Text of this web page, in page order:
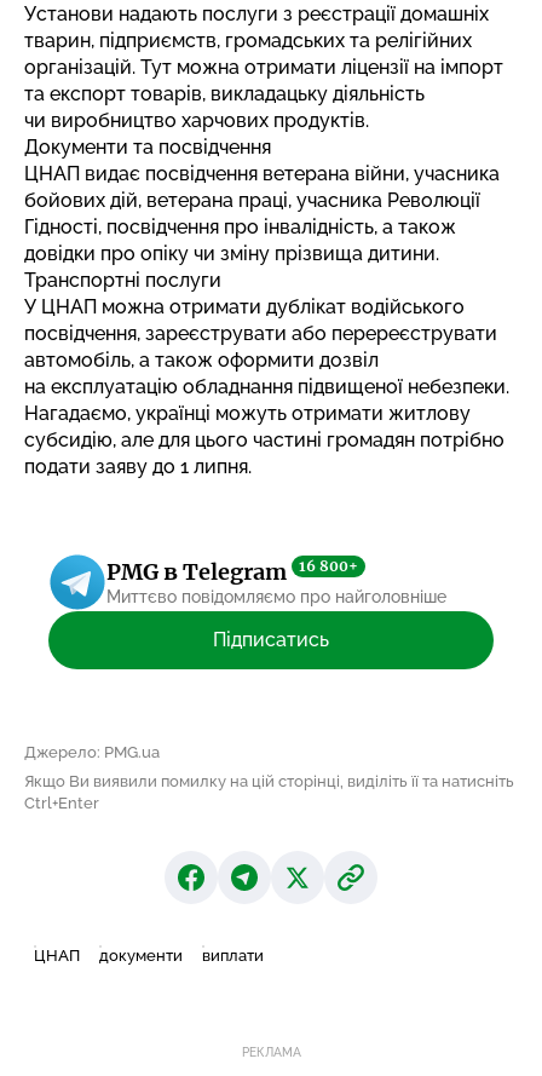
Установи надають послуги з реєстрації домашніх
тварин, підприємств, громадських та релігійних
організацій. Тут можна отримати ліцензії на імпорт
та експорт товарів, викладацьку діяльність
чи виробництво харчових продуктів.
Документи та посвідчення
ЦНАП видає посвідчення ветерана війни, учасника
бойових дій, ветерана праці, учасника Революції
Гідності, посвідчення про інвалідність, а також
довідки про опіку чи зміну прізвища дитини.
Транспортні послуги
У ЦНАП можна отримати дублікат водійського
посвідчення, зареєструвати або перереєструвати
автомобіль, а також оформити дозвіл
на експлуатацію обладнання підвищеної небезпеки.
Нагадаємо, українці можуть отримати житлову
субсидію, але для цього частині громадян потрібно
подати заяву до 1 липня.
PMG в Telegram 16 800+
Миттєво повідомляємо про найголовніше
Підписатись
Джерело: PMG.ua
Якщо Ви виявили помилку на цій сторінці, виділіть її та натисніть
Ctrl+Enter
ЦНАП документи виплати
РЕКЛАМА